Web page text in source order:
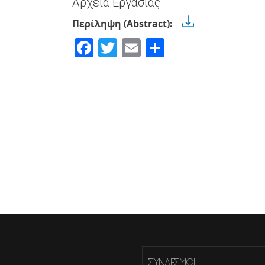
Περίληψη (Abstract):
Facebook
Twitter
Email
ΣΎΝΔΕΣΜΟΙ